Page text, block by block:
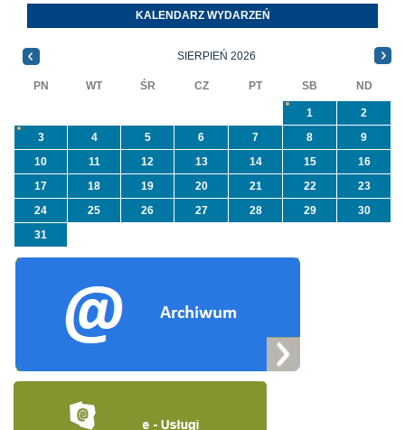
się ...
programu
priorytetowego
NFOŚiGW pn.
Orzeszkowej.
informacji ...
KALENDARZ WYDARZEŃ
SIERPIEŃ 2026
PN WT ŚR CZ PT SB ND
1
2
3
4 5 6 7 8
9
10
11 12 13 14 15
16
17
18 19 20 21 22
23
24
25 26 27 28 29
30
31